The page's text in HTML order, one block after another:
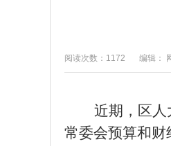
阅读次数：1172 编辑：
近期 ，区
常委会预算和财